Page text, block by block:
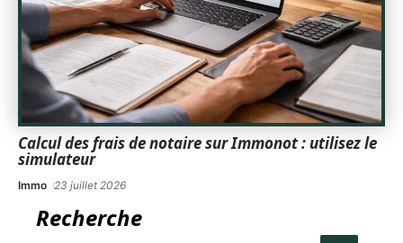
Calcul des frais de notaire sur Immonot : utilisez le
simulateur
Immo 23 juillet 2026
Recherche